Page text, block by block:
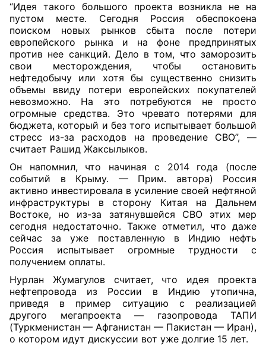
“Идея такого большого проекта возникла не на
пустом месте. Сегодня Россия обеспокоена
поиском новых рынков сбыта после потери
европейского рынка и на фоне предпринятых
против нее санкций. Дело в том, что заморозить
свои месторождения, чтобы остановить
нефтедобычу или хотя бы существенно снизить
объемы ввиду потери европейских покупателей
невозможно. На это потребуются не просто
огромные средства. Это чревато потерями для
бюджета, который и без того испытывает большой
стресс из-за расходов на проведение СВО”, —
считает Рашид Жаксылыков.
Он напомнил, что начиная с 2014 года (после
событий в Крыму. — Прим. автора) Россия
активно инвестировала в усиление своей нефтяной
инфраструктуры в сторону Китая на Дальнем
Востоке, но из-за затянувшейся СВО этих мер
сегодня недостаточно. Также отметил, что даже
сейчас за уже поставленную в Индию нефть
Россия испытывает огромные трудности с
получением оплаты.
Нурлан Жумагулов считает, что идея проекта
нефтепровода из России в Индию утопична,
приведя в пример ситуацию с реализацией
другого мегапроекта — газопровода ТАПИ
(Туркменистан — Афганистан — Пакистан — Иран),
о котором идут дискуссии вот уже долгие 15 лет.